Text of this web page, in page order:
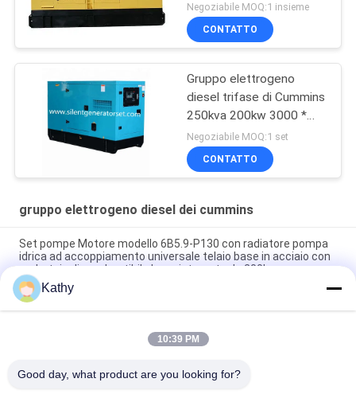
Negoziabile MOQ:1 insieme
CONTATTO
Gruppo elettrogeno
diesel trifase di Cummins
250kva 200kw 3000 *
1050 * 1750mm
Negoziabile MOQ:1 set
CONTATTO
gruppo elettrogeno diesel dei cummins
Set pompe Motore modello 6B5.9-P130 con radiatore pompa
idrica ad accoppiamento universale telaio base in acciaio con
serbatoio di combustibile base integrato da 200L
Serbatoio di carburante da 8 ore CUMMINS Generatore diesel
alimentato da diesel per il grado di protezione IP23
Combustibile diesel industriale diesel dei generatori di
Kathy
10:39 PM
Good day, what product are you looking for?